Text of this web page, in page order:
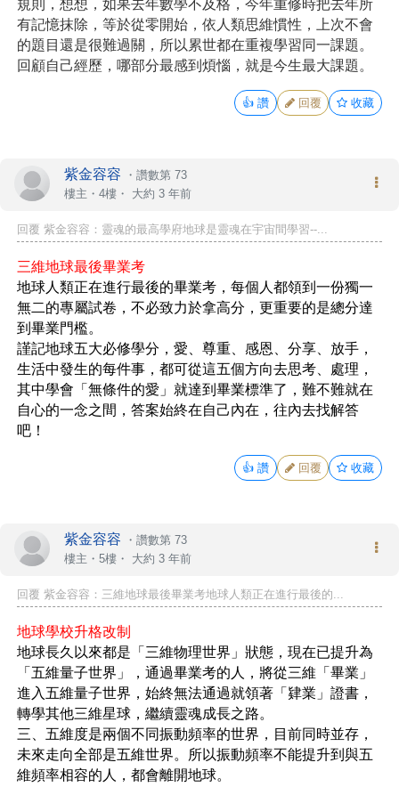
規則，想想，如果去年數學不及格，今年重修時把去年所
有記憶抹除，等於從零開始，依人類思維慣性，上次不會
的題目還是很難過關，所以累世都在重複學習同一課題。
回顧自己經歷，哪部分最感到煩惱，就是今生最大課題。
👍 讚 回覆 收藏
紫金容容 ・ 讚數第 73
樓主 ・4樓・ 大約 3 年前
回覆 紫金容容：靈魂的最高學府地球是靈魂在宇宙間學習--...
三維地球最後畢業考
地球人類正在進行最後的畢業考，每個人都領到一份獨一
無二的專屬試卷，不必致力於拿高分，更重要的是總分達
到畢業門檻。
謹記地球五大必修學分，愛、尊重、感恩、分享、放手，
生活中發生的每件事，都可從這五個方向去思考、處理，
其中學會「無條件的愛」就達到畢業標準了，難不難就在
自心的一念之間，答案始終在自己內在，往內去找解答
吧！
👍 讚 回覆 收藏
紫金容容 ・ 讚數第 73
樓主 ・5樓・ 大約 3 年前
回覆 紫金容容：三維地球最後畢業考地球人類正在進行最後的...
地球學校升格改制
地球長久以來都是「三維物理世界」狀態，現在已提升為
「五維量子世界」，通過畢業考的人，將從三維「畢業」
進入五維量子世界，始終無法通過就領著「肄業」證書，
轉學其他三維星球，繼續靈魂成長之路。
三、五維度是兩個不同振動頻率的世界，目前同時並存，
未來走向全部是五維世界。所以振動頻率不能提升到與五
維頻率相容的人，都會離開地球。